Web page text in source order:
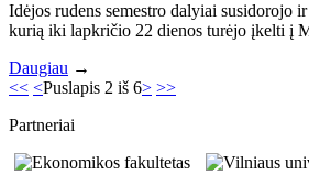
Idėjos rudens semestro dalyiai susidorojo
kurią iki lapkričio 22 dienos turėjo įkelti į
Daugiau →
<< <Puslapis 2 iš 6> >>
Partneriai